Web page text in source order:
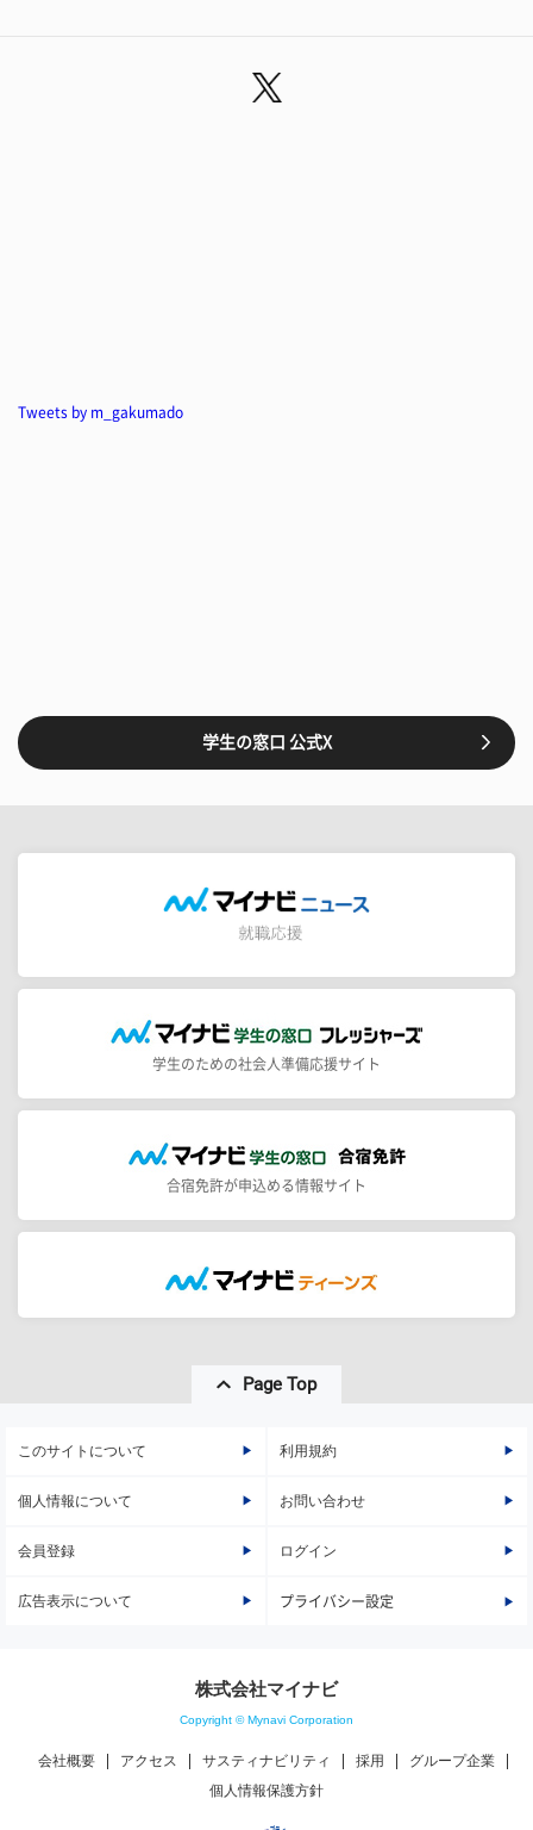
Tweets by m_gakumado
学生の窓口 公式X
学生のための社会人準備応援サイト
合宿免許が申込める情報サイト
Page Top
このサイトについて 利用規約
個人情報について お問い合わせ
会員登録 ログイン
広告表示について プライバシー設定
株式会社マイナビ
Copyright © Mynavi Corporation
会社概要 アクセス サスティナビリティ 採用
グループ企業
個人情報保護方針